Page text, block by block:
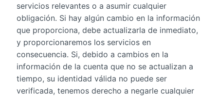
servicios relevantes o a asumir cualquier
obligación. Si hay algún cambio en la información
que proporciona, debe actualizarla de inmediato,
y proporcionaremos los servicios en
consecuencia. Si, debido a cambios en la
información de la cuenta que no se actualizan a
tiempo, su identidad válida no puede ser
verificada, tenemos derecho a negarle cualquier